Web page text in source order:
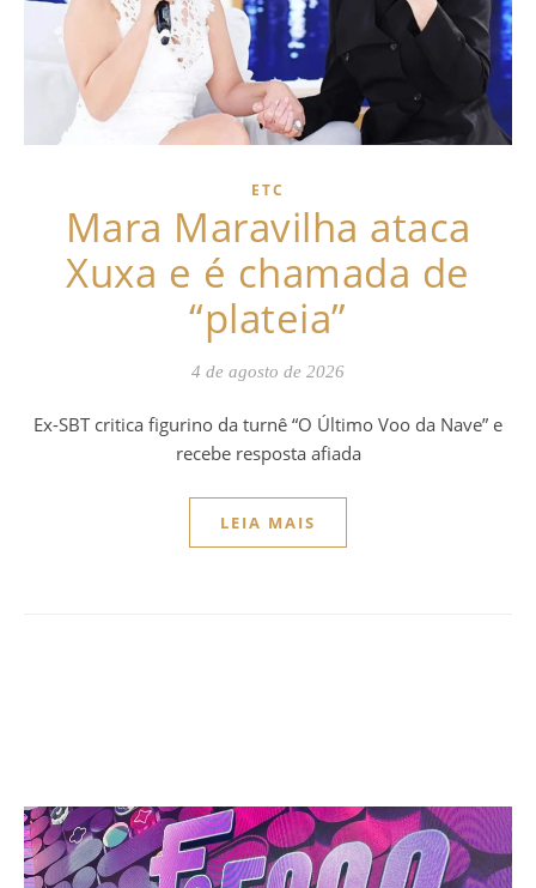
ETC
Mara Maravilha ataca
Xuxa e é chamada de
“plateia”
4 de agosto de 2026
Ex-SBT critica figurino da turnê “O Último Voo da Nave” e
recebe resposta afiada
LEIA MAIS